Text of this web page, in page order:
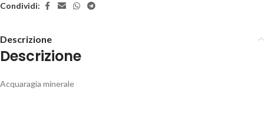
Condividi:
Descrizione
Descrizione
Acquaragia minerale